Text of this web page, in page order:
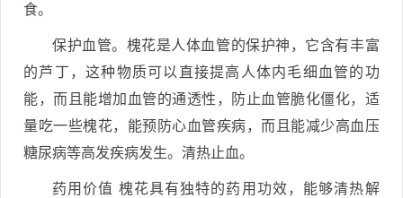
食。
保护血管。槐花是人体血管的保护神，它含有丰富
的芦丁，这种物质可以直接提高人体内毛细血管的功
能，而且能增加血管的通透性，防止血管脆化僵化，适
量吃一些槐花，能预防心血管疾病，而且能减少高血压
糖尿病等高发疾病发生。清热止血。
药用价值 槐花具有独特的药用功效，能够清热解